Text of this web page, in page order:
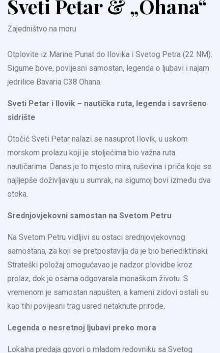
Sveti Petar & „Ohana“
Zajedništvo na moru
Otplovite iz Marine Punat do Ilovika i Svetog Petra (22 NM).
Sigurne bove, povijesni samostan, legenda o ljubavi i najam
jedrilice Bavaria C38 Ohana.
Sveti Petar i Ilovik – nautička ruta, legenda i savršeno
sidrište
Otočić Sveti Petar nalazi se nasuprot Ilovik, u uskom
morskom prolazu koji je stoljećima bio važna ruta
nautičarima. Danas je to mjesto mira, ruševina i priča koje se
najljepše doživljavaju u sumrak, na sigurnoj bovi između dva
otoka.
Srednjovjekovni samostan na Svetom Petru
Na Svetom Petru vidljivi su ostaci srednjovjekovnog
samostana, za koji se pretpostavlja da je bio benediktinski.
Strateški položaj omogućavao je nadzor plovidbe kroz
prolaz, dok je osama odgovarala monaškom životu. S
vremenom je samostan napušten, a kameni zidovi ostali su
kao tihi povijesni trag usred netaknute prirode.
Legenda o nesretnoj ljubavi preko mora
Lokalna predaja govori o mladom redovniku sa Svetog